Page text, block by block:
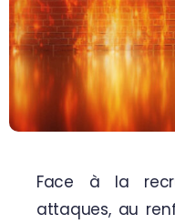
Contactez-nous
Face à la
attaques, au